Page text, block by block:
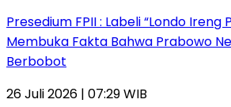
Presedium FPII : Labeli “Londo Ireng
Membuka Fakta Bahwa Prabowo
Berbobot
26 Juli 2026 | 07:29 WIB